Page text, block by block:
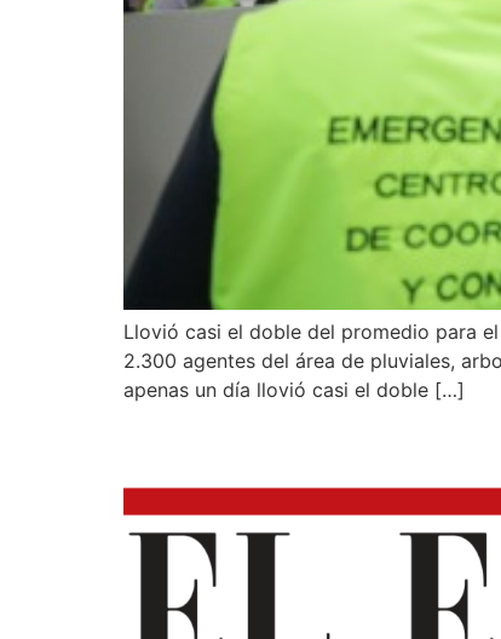
Llovió casi el doble del promedio para
2.300 agentes del área de pluviales,
apenas un día llovió casi el doble […]